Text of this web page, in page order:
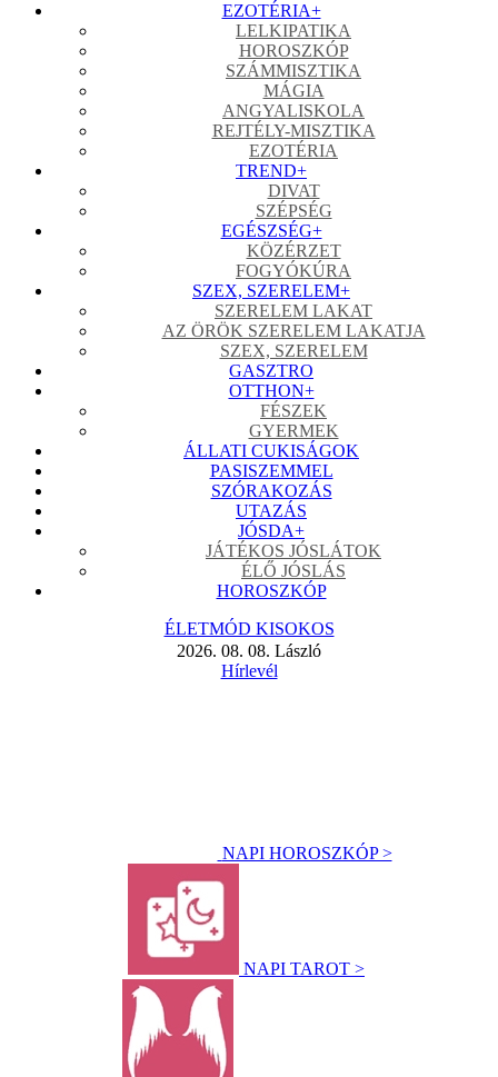
EZOTÉRIA+
LELKIPATIKA
HOROSZKÓP
SZÁMMISZTIKA
MÁGIA
ANGYALISKOLA
REJTÉLY-MISZTIKA
EZOTÉRIA
TREND+
DIVAT
SZÉPSÉG
EGÉSZSÉG+
KÖZÉRZET
FOGYÓKÚRA
SZEX, SZERELEM+
SZERELEM LAKAT
AZ ÖRÖK SZERELEM LAKATJA
SZEX, SZERELEM
GASZTRO
OTTHON+
FÉSZEK
GYERMEK
ÁLLATI CUKISÁGOK
PASISZEMMEL
SZÓRAKOZÁS
UTAZÁS
JÓSDA+
JÁTÉKOS JÓSLÁTOK
ÉLŐ JÓSLÁS
HOROSZKÓP
ÉLETMÓD KISOKOS
2026. 08. 08. László
Hírlevél
NAPI HOROSZKÓP >
NAPI TAROT >